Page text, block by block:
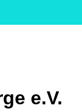
e.V.